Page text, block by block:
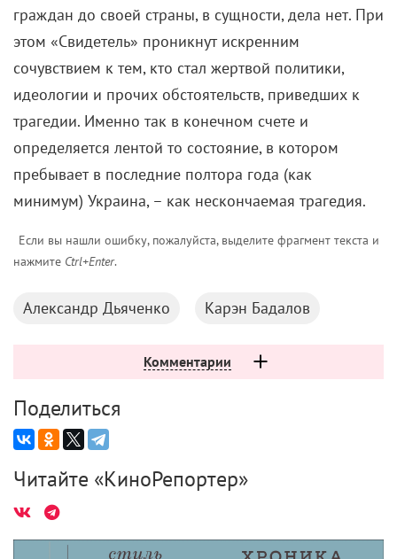
граждан до своей страны, в сущности, дела нет. При
этом «Свидетель» проникнут искренним
сочувствием к тем, кто стал жертвой политики,
идеологии и прочих обстоятельств, приведших к
трагедии. Именно так в конечном счете и
определяется лентой то состояние, в котором
пребывает в последние полтора года (как
минимум) Украина, – как нескончаемая трагедия.
Если вы нашли ошибку, пожалуйста, выделите фрагмент текста и
нажмите Ctrl+Enter.
Александр Дьяченко Карэн Бадалов
Комментарии
Поделиться
Читайте «КиноРепортер»